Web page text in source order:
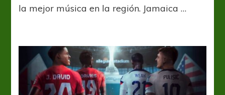
tricampeón
la mejor música en la región. Jamaica …